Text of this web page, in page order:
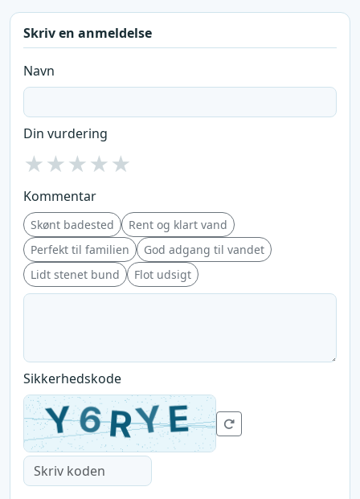
Skriv en anmeldelse
Navn
Din vurdering
★★★★★
Kommentar
Skønt badested
Rent og klart vand
Perfekt til familien
God adgang til vandet
Lidt stenet bund
Flot udsigt
Sikkerhedskode